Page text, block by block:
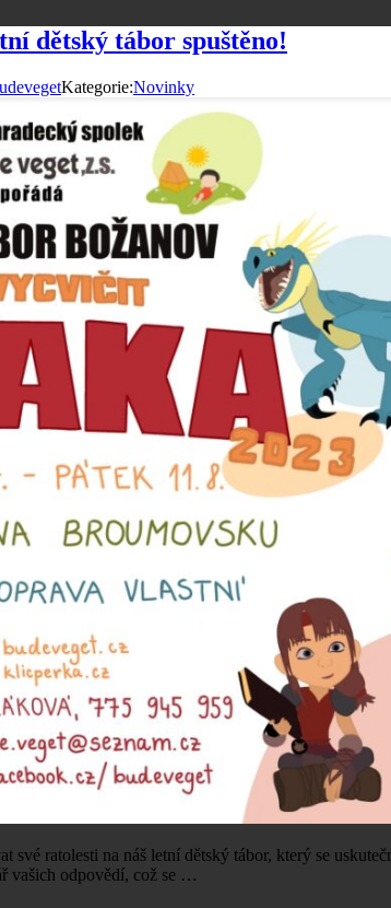
dětský tábor spuštěno!
Kategorie:Novinky
ratolesti na náš letní dětský tábor, který se
vašich odpovědí, což se …